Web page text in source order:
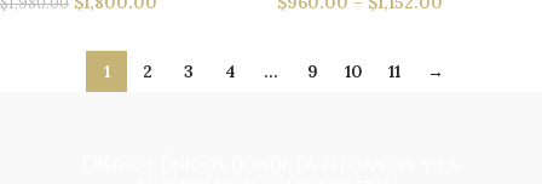
1 2 3 4 … 9 10 11 →